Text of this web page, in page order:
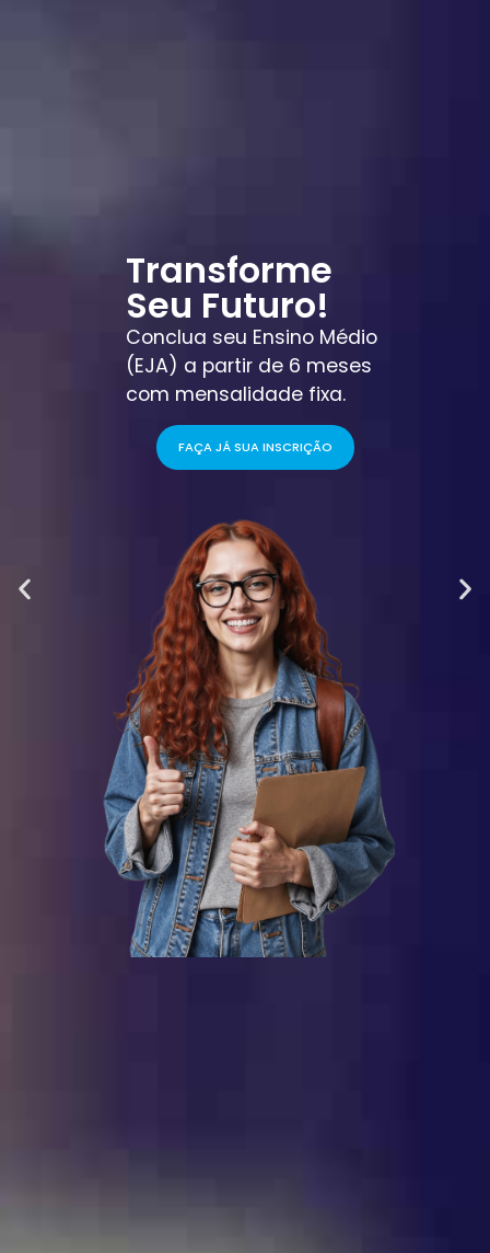
Transforme
Seu Futuro!
Conclua seu Ensino Médio
(EJA) a partir de 6 meses
com mensalidade fixa.
FAÇA JÁ SUA INSCRIÇÃO